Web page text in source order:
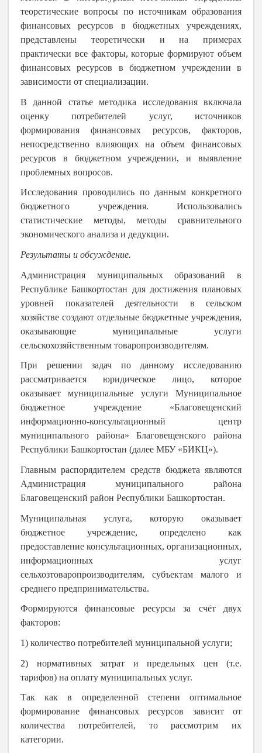
теоретические вопросы по источникам образования
финансовых ресурсов в бюджетных учреждениях,
представлены теоретически и на примерах
практически все факторы, которые формируют объем
финансовых ресурсов в бюджетном учреждении в
зависимости от специализации.
В данной статье методика исследования включала
оценку потребителей услуг, источников
формирования финансовых ресурсов, факторов,
непосредственно влияющих на объем финансовых
ресурсов в бюджетном учреждении, и выявление
проблемных вопросов.
Исследования проводились по данным конкретного
бюджетного учреждения. Использовались
статистические методы, методы сравнительного
экономического анализа и дедукции.
Результаты и обсуждение.
Администрация муниципальных образований в
Республике Башкортостан для достижения плановых
уровней показателей деятельности в сельском
хозяйстве создают отдельные бюджетные учреждения,
оказывающие муниципальные услуги
сельскохозяйственным товаропроизводителям.
При решении задач по данному исследованию
рассматривается юридическое лицо, которое
оказывает муниципальные услуги Муниципальное
бюджетное учреждение «Благовещенский
информационно-консультационный центр
муниципального района» Благовещенского района
Республики Башкортостан (далее МБУ «БИКЦ»).
Главным распорядителем средств бюджета являются
Администрация муниципального района
Благовещенский район Республики Башкортостан.
Муниципальная услуга, которую оказывает
бюджетное учреждение, определено как
предоставление консультационных, организационных,
информационных услуг
сельхозтоваропроизводителям, субъектам малого и
среднего предпринимательства.
Формируются финансовые ресурсы за счёт двух
факторов:
1) количество потребителей муниципальной услуги;
2) нормативных затрат и предельных цен (т.е.
тарифов) на оплату муниципальных услуг.
Так как в определенной степени оптимальное
формирование финансовых ресурсов зависит от
количества потребителей, то рассмотрим их
категории.